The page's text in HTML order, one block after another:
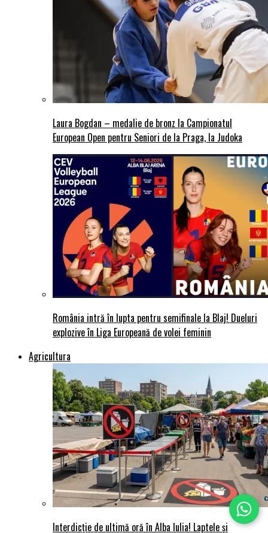
Laura Bogdan – medalie de bronz la Campionatul
European Open pentru Seniori de la Praga, la Judoka
România intră în lupta pentru semifinale la Blaj! Dueluri
explozive în Liga Europeană de volei feminin
Agricultura
Interdicție de ultimă oră în Alba Iulia! Laptele și